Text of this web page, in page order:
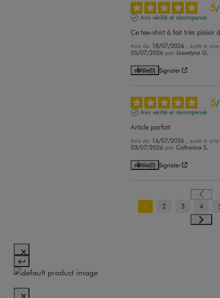
5/
Avis vérifié et récompensé
Ce tee-shirt à fait très plaisir
Avis du 18/07/2026
, suite à
05/07/2026 parJosselyne G.
Utile(0) Signaler
5/
Avis vérifié et récompensé
Article parfait
Avis du 16/07/2026
, suite à
03/07/2026 parCatherine S.
Utile(0) Signaler
1 2 3 4